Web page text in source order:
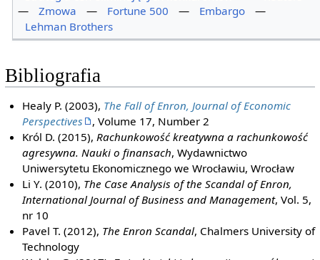
—
Zmowa — Fortune 500 — Embargo
—
Lehman Brothers
Bibliografia
Healy P. (2003), The Fall of Enron, Journal of Economic
Perspectives
, Volume 17, Number 2
Król D. (2015), Rachunkowość kreatywna a rachunkowość
agresywna. Nauki o finansach, Wydawnictwo
Uniwersytetu Ekonomicznego we Wrocławiu, Wrocław
Li Y. (2010), The Case Analysis of the Scandal of Enron,
International Journal of Business and Management, Vol. 5,
nr 10
Pavel T. (2012), The Enron Scandal, Chalmers University of
Technology